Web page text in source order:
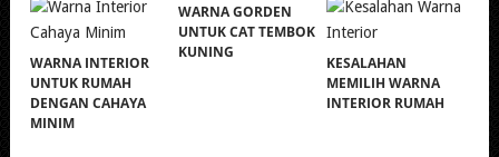
WARNA INTERIOR
UNTUK RUMAH
DENGAN CAHAYA
MINIM
WARNA GORDEN
UNTUK CAT TEMBOK
KUNING
KESALAHAN
MEMILIH WARNA
INTERIOR RUMAH